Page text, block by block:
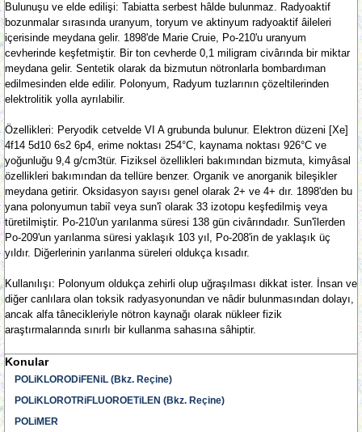
Bulunuşu ve elde edilişi: Tabiatta serbest hâlde bulunmaz. Radyoaktif
bozunmalar sırasında uranyum, toryum ve aktinyum radyoaktif âileleri
içerisinde meydana gelir. 1898'de Marie Cruie, Po-210'u uranyum
cevherinde keşfetmiştir. Bir ton cevherde 0,1 miligram civârında bir miktar
meydana gelir. Sentetik olarak da bizmutun nötronlarla bombardıman
edilmesinden elde edilir. Polonyum, Radyum tuzlarının çözeltilerinden
elektrolitik yolla ayrılabilir.
Özellikleri: Peryodik cetvelde VI A grubunda bulunur. Elektron düzeni [Xe]
4f14 5d10 6s2 6p4, erime noktası 254°C, kaynama noktası 926°C ve
yoğunluğu 9,4 g/cm3tür. Fiziksel özellikleri bakımından bizmuta, kimyâsal
özellikleri bakımından da tellüre benzer. Organik ve anorganik bileşikler
meydana getirir. Oksidasyon sayısı genel olarak 2+ ve 4+ dır. 1898'den bu
yana polonyumun tabiî veya sun'î olarak 33 izotopu keşfedilmiş veya
türetilmiştir. Po-210'un yarılanma süresi 138 gün civârındadır. Sun'îlerden
Po-209'un yarılanma süresi yaklaşık 103 yıl, Po-208'in de yaklaşık üç
yıldır. Diğerlerinin yarılanma süreleri oldukça kısadır.
Kullanılışı: Polonyum oldukça zehirli olup uğraşılması dikkat ister. İnsan ve
diğer canlılara olan toksik radyasyonundan ve nâdir bulunmasından dolayı,
ancak alfa tânecikleriyle nötron kaynağı olarak nükleer fizik
araştırmalarında sınırlı bir kullanma sahasına sâhiptir.
Konular
POLiKLORODiFENiL (Bkz. Reçine)
POLiKLOROTRiFLUOROETiLEN (Bkz. Reçine)
POLiMER